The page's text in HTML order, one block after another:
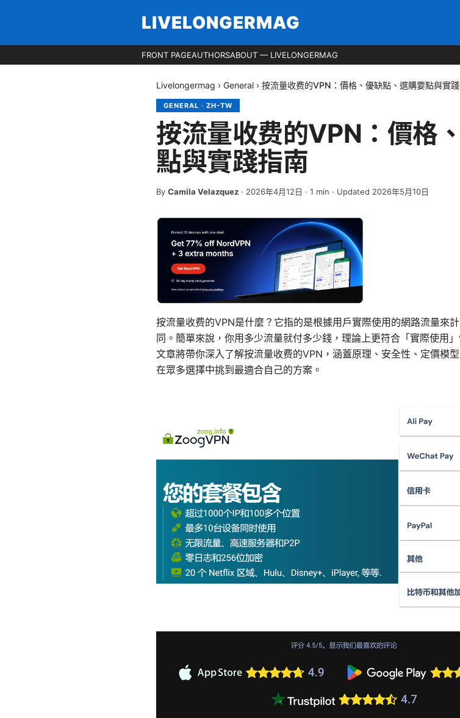
LIVELONGERMAG
FRONT PAGEAUTHORSABOUT — LIVELONGERMAG
Livelongermag › General › 按流量收费的VPN：價格、優缺點、選購要點與實
GENERAL · ZH-TW
按流量收费的VPN：價格
點與實踐指南
By Camila Velazquez · 2026年4月12日 · 1 min · Updated 2026年5月10日
按流量收费的VPN是什麼？它指的是根據用戶實際使用的網路流量來
同。簡單來說，你用多少流量就付多少錢，理論上更符合「實際使用
文章將帶你深入了解按流量收费的VPN，涵蓋原理、安全性、定價模
在眾多選擇中挑到最適合自己的方案。